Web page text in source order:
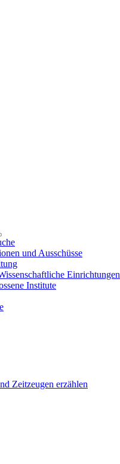
und Ausschüsse
Einrichtungen
Institute
Zeitzeugen erzählen